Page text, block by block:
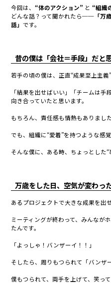
今回は、“体のアクション” と“組織
どんな話？って聞かれたら── 「万
話」です。
昔の僕は「会社＝手段」だと
若手の頃の僕は、正直“成果至上主義”
「結果を出せばいい」「チームは
向き合っていたと思います。
もちろん、責任感も情熱もありました
でも、組織に“愛着”を持つような感
そんな僕に、ある時、ちょっとした“
万歳をした日、空気が変わっ
あるプロジェクトで大きな成果を出
ミーティングが終わって、みんなが
たんです。
「よっしゃ！バンザーイ！！」
そしたら、周りもつられて「バンザ
僕もつられて、両手を上げて、笑って